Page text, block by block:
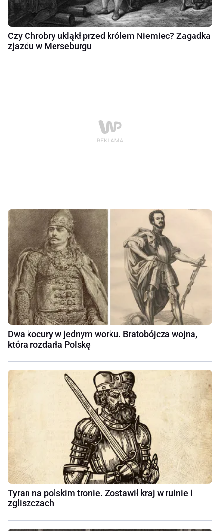
Czy Chrobry ukląkł przed królem Niemiec? Zagadka
zjazdu w Merseburgu
Dwa kocury w jednym worku. Bratobójcza wojna,
która rozdarła Polskę
Tyran na polskim tronie. Zostawił kraj w ruinie i
zgliszczach